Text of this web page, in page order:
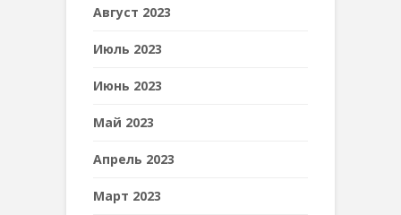
Август 2023
Июль 2023
Июнь 2023
Май 2023
Апрель 2023
Март 2023